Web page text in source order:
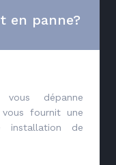
en panne?
vous dépanne
fournit une
installation de